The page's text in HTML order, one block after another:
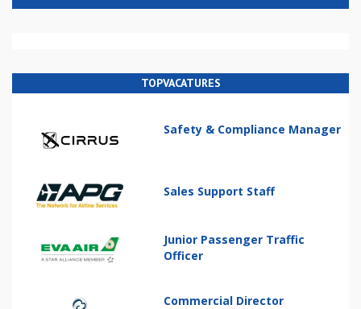
TOPVACATURES
Safety & Compliance Manager
Sales Support Staff
Junior Passenger Traffic
Officer
Commercial Director